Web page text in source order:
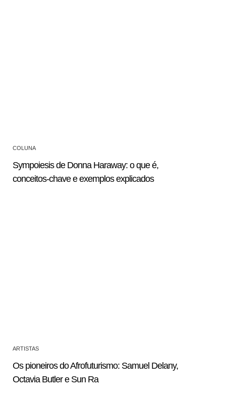
COLUNA
Sympoiesis de Donna Haraway: o que é,
conceitos-chave e exemplos explicados
ARTISTAS
Os pioneiros do Afrofuturismo: Samuel Delany,
Octavia Butler e Sun Ra